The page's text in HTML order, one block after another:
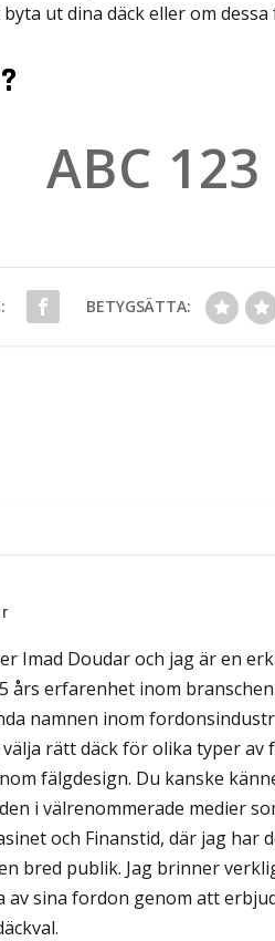
ut dina däck eller om
BETYGSÄTTA:
Imad Doudar och jag är en
års erfarenhet inom
namnen inom
rätt däck för olika typer av
fälgdesign. Du kanske
i välrenommerade medier
och Finanstid, där jag har
bred publik. Jag brinner
av sina fordon genom att